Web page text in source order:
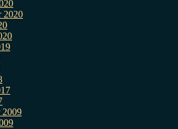
2020
2009